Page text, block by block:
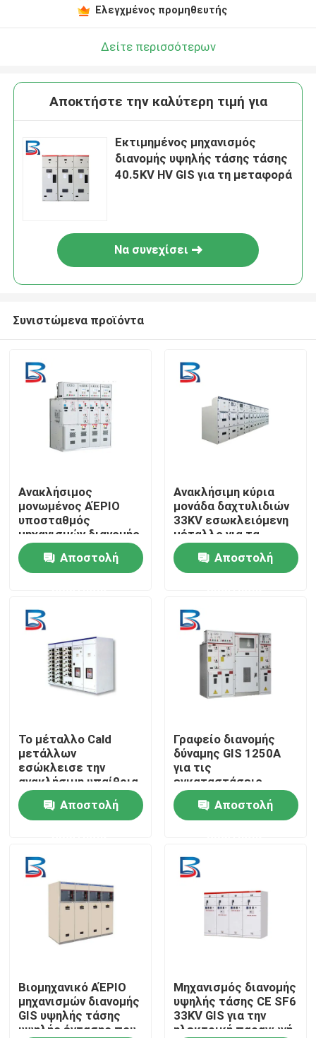
Σπίτι
Προϊόντα
Γύρος εργοστασίων
Ποιοτικός έλεγχος
Ειδήσεις
Περιπτώσεις
Ζητήστε ένα απόσπασμα
μηχανισμός διανομής υψηλής τάσης
Ελεγχμένος προμηθευτής
Δείτε περισσότερων
Αποκτήστε την καλύτερη τιμή για
Εκτιμημένος μηχανισμός
διανομής υψηλής τάσης τάσης
40.5KV HV GIS για τη μεταφορά
Να συνεχίσει
Συνιστώμενα προϊόντα
Ανακλήσιμος
μονωμένος ΑΈΡΙΟ
υποσταθμός
μηχανισμών διανομής
υψηλής τάσης 40.5KV
HV
Αποστολή
Ανακλήσιμη κύρια
μονάδα δαχτυλιδιών
33KV εσωκλειόμενη
μέταλλο για τα
ηλεκτρικά
συστήματα
πλέγματος
Αποστολή
Το μέταλλο Cald
μετάλλων
εσώκλεισε την
ανακλήσιμη υπαίθρια
κύρια μονάδα
δαχτυλιδιών για την
ακίνητη περιουσία
Αποστολή
Γραφείο διανομής
δύναμης GIS 1250A
για τις
εγκαταστάσεις
ηλεκτρικής
παραγωγήςΑποστολή
Βιομηχανικό ΑΈΡΙΟ
μηχανισμών διανομής
GIS υψηλής τάσης
υψηλής έντασης που
Μηχανισμός διανομής
υψηλής τάσης CE SF6
33KV GIS για την
ηλεκτρική παραγωγή